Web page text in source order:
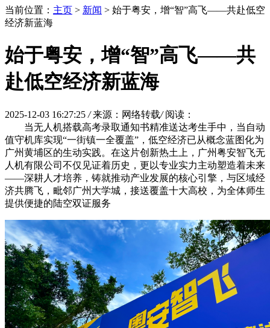
当前位置： 主页 > 新闻 > 始于粤安，增“智”高飞——共赴低空
经济新蓝海
始于粤安，增“智”高飞——共
赴低空经济新蓝海
2025-12-03 16:27:25 / 来源：网络转载/ 阅读：
当无人机搭载高考录取通知书精准送达考生手中，当自动
值守机库实现“一街镇一全覆盖”，低空经济已从概念蓝图化为
广州黄埔区的生动实践。在这片创新热土上，广州粤安智飞无
人机有限公司不仅见证着历史，更以专业实力主动塑造着未来
——深耕人才培养，铸就推动产业发展的核心引擎，与区域经
济共腾飞，毗邻广州大学城，接送覆盖十大高校，为全体师生
提供便捷的陆空双证服务